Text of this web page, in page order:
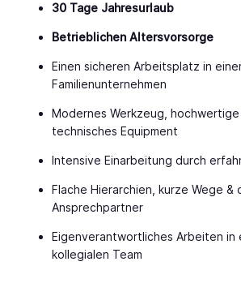
30 Tage Jahresurlaub
Betrieblichen Altersvorsorge
Einen sicheren Arbeitsplatz in
Familienunternehmen
Modernes Werkzeug,
technisches Equipment
Intensive Einarbeitung durch
Flache Hierarchien, kurze Wege &
Ansprechpartner
Eigenverantwortliches Arbeiten in
kollegialen Team